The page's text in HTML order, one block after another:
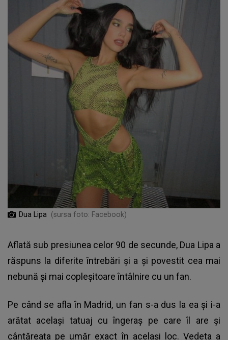
Dua Lipa (sursa foto: Facebook)
Aflată sub presiunea celor 90 de secunde, Dua Lipa a
răspuns la diferite întrebări și a și povestit cea mai
nebună și mai copleșitoare întâlnire cu un fan.
Pe când se afla în Madrid, un fan s-a dus la ea și i-a
arătat același tatuaj cu îngeraș pe care îl are și
cântăreața pe umăr exact în același loc. Vedeta a